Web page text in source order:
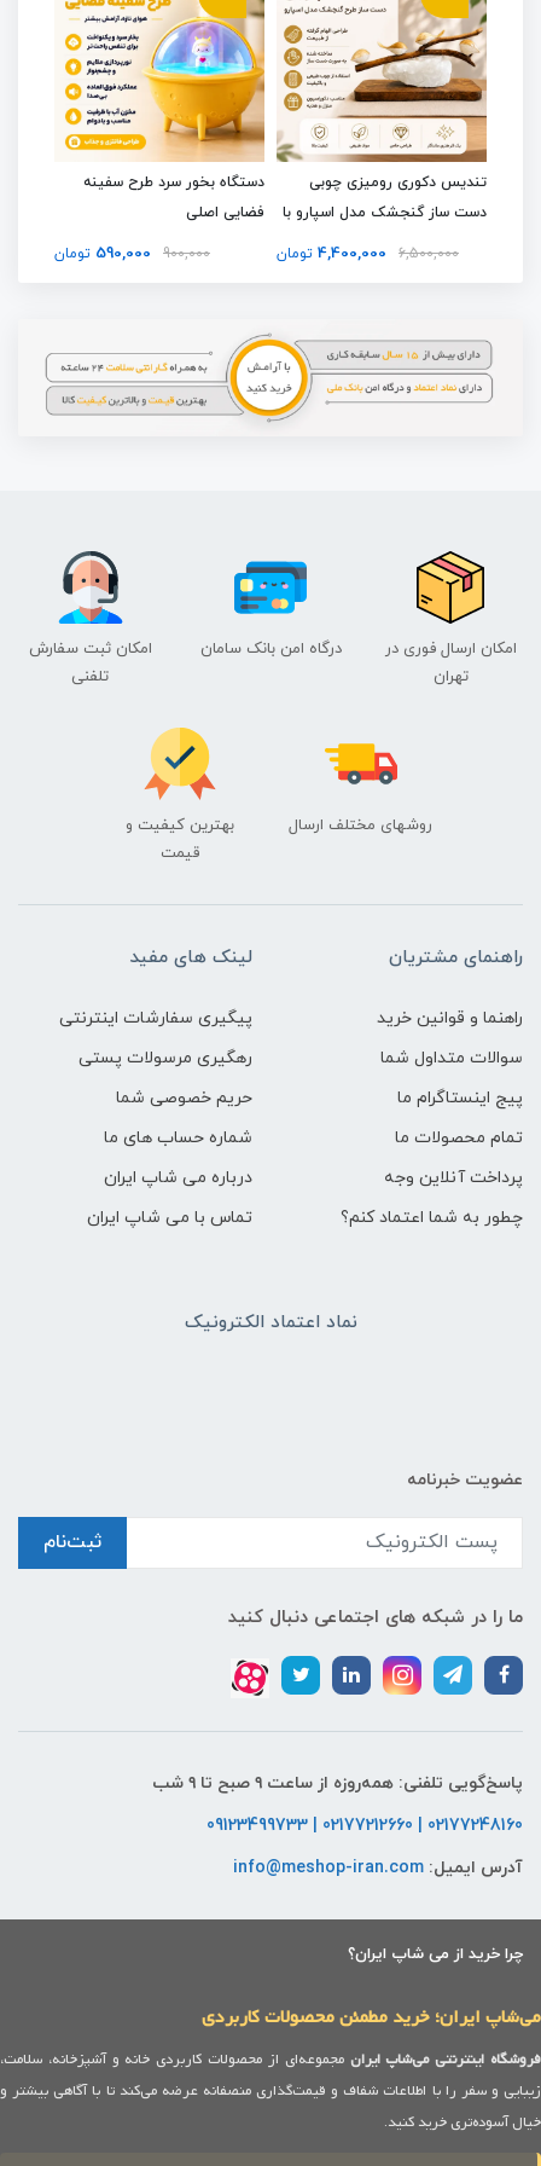
تندیس دکوری رومیزی چوبی
دست ساز گنجشک مدل اسپارو با
6,500,000
4,400,000 تومان
دستگاه بخور سرد طرح سفینه
فضایی اصلی
900,000
590,000 تومان
امکان ارسال فوری در
تهران
درگاه امن بانک سامان
امکان ثبت سفارش
تلفنی
روشهای مختلف ارسال
بهترین کیفیت و
قیمت
راهنمای مشتریان
راهنما و قوانین خرید
سوالات متداول شما
پیج اینستاگرام ما
تمام محصولات ما
پرداخت آنلاین وجه
چطور به شما اعتماد کنم؟
لینک های مفید
پیگیری سفارشات اینترنتی
رهگیری مرسولات پستی
حریم خصوصی شما
شماره حساب های ما
درباره می شاپ ایران
تماس با می شاپ ایران
نماد اعتماد الکترونیک
عضویت خبرنامه
ثبت‌نام
ما را در شبکه های اجتماعی دنبال کنید
پاسخ‌گویی تلفنی: همه‌روزه از ساعت ۹ صبح تا ۹ شب
02177248160 | 02177212660 | 09123499733
آدرس ایمیل: info@meshop-iran.com
چرا خرید از می شاپ ایران؟
می‌شاپ ایران؛ خرید مطمئن محصولات کاربردی
فروشگاه اینترنتی می‌شاپ ایران مجموعه‌ای از محصولات کاربردی خانه و آشپزخانه، سلامت،
زیبایی و سفر را با اطلاعات شفاف و قیمت‌گذاری منصفانه عرضه می‌کند تا با آگاهی بیشتر و
خیال آسوده‌تری خرید کنید.